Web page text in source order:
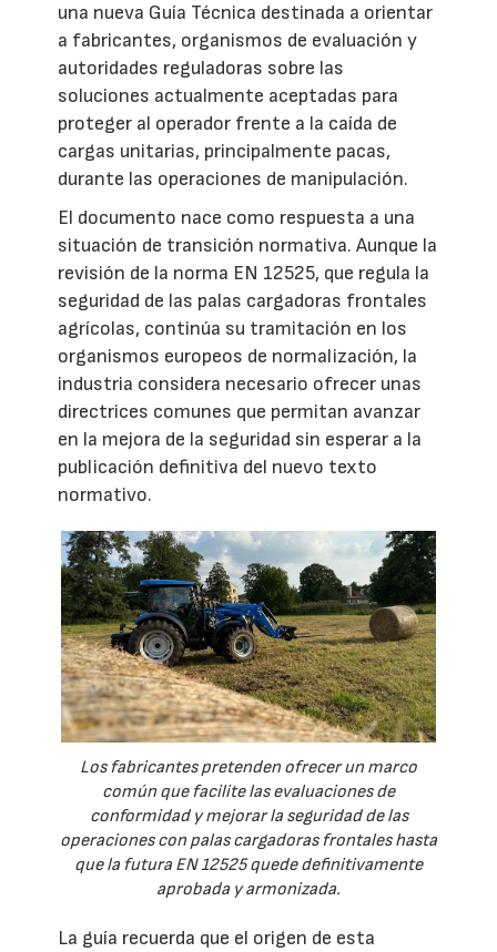
una nueva Guía Técnica destinada a orientar
a fabricantes, organismos de evaluación y
autoridades reguladoras sobre las
soluciones actualmente aceptadas para
proteger al operador frente a la caída de
cargas unitarias, principalmente pacas,
durante las operaciones de manipulación.
El documento nace como respuesta a una
situación de transición normativa. Aunque la
revisión de la norma EN 12525, que regula la
seguridad de las palas cargadoras frontales
agrícolas, continúa su tramitación en los
organismos europeos de normalización, la
industria considera necesario ofrecer unas
directrices comunes que permitan avanzar
en la mejora de la seguridad sin esperar a la
publicación definitiva del nuevo texto
normativo.
Los fabricantes pretenden ofrecer un marco
común que facilite las evaluaciones de
conformidad y mejorar la seguridad de las
operaciones con palas cargadoras frontales hasta
que la futura EN 12525 quede definitivamente
aprobada y armonizada.
La guía recuerda que el origen de esta